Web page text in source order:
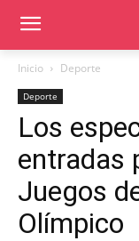
Inicio Deporte
Deporte
Los
entradas
Juegos
Olímpico